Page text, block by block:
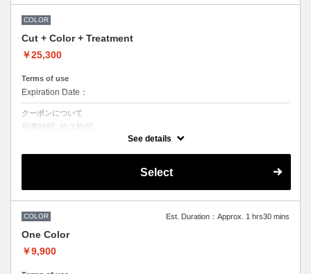
●髪の長さにより別途ロング料金を頂戴いたします。
COLOR
Cut + Color + Treatment
￥25,300
Terms of use
Expiration Date：
クーポンについて
所要時間_約３時間
デザインなしの単色カラーリングです。
で、
●ハイライト、ブリーチ、ポイントカラーなどデザインカラーをご希望
の場合、別メニューを追加でお選びください。
See details
Select
COLOR Est. Duration：Approx. 1 hrs30 mins
One Color
￥9,900